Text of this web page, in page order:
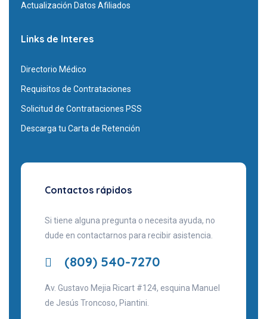
Actualización Datos Afiliados
Links de Interes
Directorio Médico
Requisitos de Contrataciones
Solicitud de Contrataciones PSS
Descarga tu Carta de Retención
Contactos rápidos
Si tiene alguna pregunta o necesita ayuda, no
dude en contactarnos para recibir asistencia.
(809) 540-7270
Av. Gustavo Mejia Ricart #124, esquina Manuel
de Jesús Troncoso, Piantini.